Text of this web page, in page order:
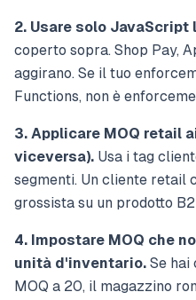
2. Usare solo
coperto sopra. Shop Pay,
aggirano. Se il tuo
Functions, non è
3. Applicare MOQ retail
viceversa). Usa i tag
segmenti. Un cliente retail
grossista su un prodotto
4. Impostare MOQ che
unità d'inventario. Se hai
MOQ a 20, il magazzino